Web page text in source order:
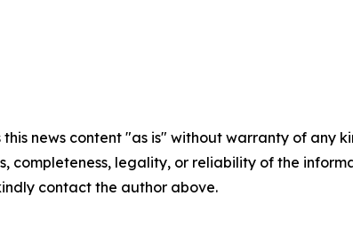
this news content "as is" without warranty of
completeness, legality, or reliability of the
contact the author above.